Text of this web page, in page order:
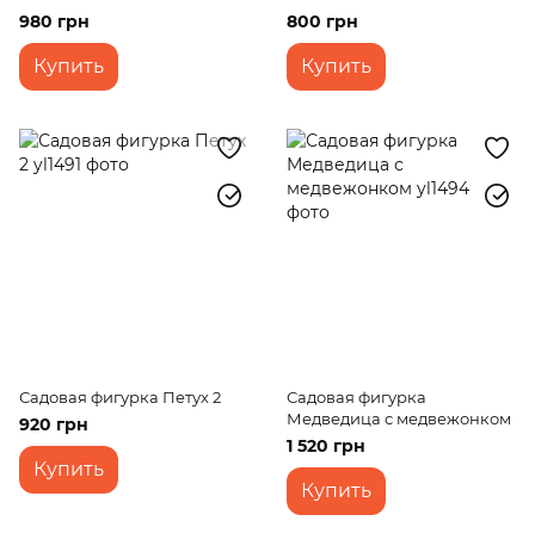
яблоком
980 грн
Купить
800 грн
Купить
Садовая фигурка Петух 2
920 грн
Купить
Садовая фигурка
Медведица с медвежонком
1 520 грн
Купить